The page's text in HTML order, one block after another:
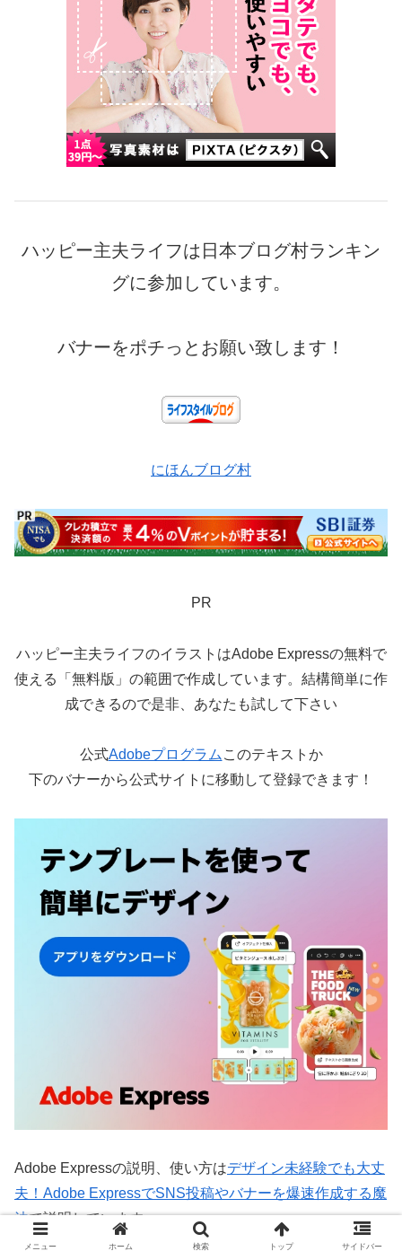
ハッピー主夫ライフは日本ブログ村ランキン
グに参加しています。
バナーをポチっとお願い致します！
にほんブログ村
PR
ハッピー主夫ライフのイラストはAdobe Expressの無料で
使える「無料版」の範囲で作成しています。結構簡単に作
成できるので是非、あなたも試して下さい
公式Adobeプログラム このテキストか
下のバナーから公式サイトに移動して登録できます！
Adobe Expressの説明、使い方はデザイン未経験でも大丈
夫！Adobe ExpressでSNS投稿やバナーを爆速作成する魔
法で説明しています。
メニュー ホーム 検索 トップ サイドバー